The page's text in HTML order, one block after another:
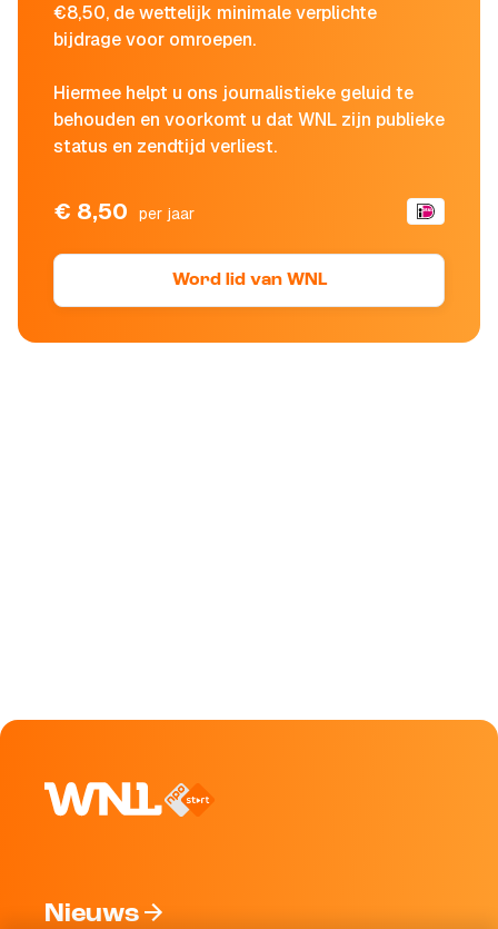
€8,50, de wettelijk minimale verplichte
bijdrage voor omroepen.
Hiermee helpt u ons journalistieke geluid te
behouden en voorkomt u dat WNL zijn publieke
status en zendtijd verliest.
€ 8,50 per jaar
Word lid van WNL
Nieuws